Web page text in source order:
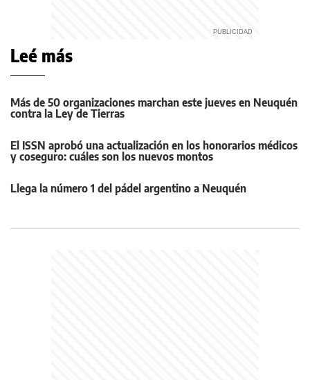
Leé más
Más de 50 organizaciones marchan este jueves en Neuquén
contra la Ley de Tierras
El ISSN aprobó una actualización en los honorarios médicos
y coseguro: cuáles son los nuevos montos
Llega la número 1 del pádel argentino a Neuquén